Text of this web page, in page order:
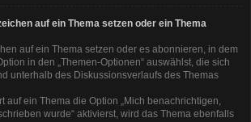
auf ein Thema setzen oder ein Thema
auf ein Thema setzen oder es abonnieren, in dem
in den „Themen-Optionen“ auswählst, die sich
unterhalb des Diskussionsverlaufs des Themas
auf ein Thema die Option „Mich benachrichtigen,
wurde“ aktivierst, wird das Thema ebenfalls